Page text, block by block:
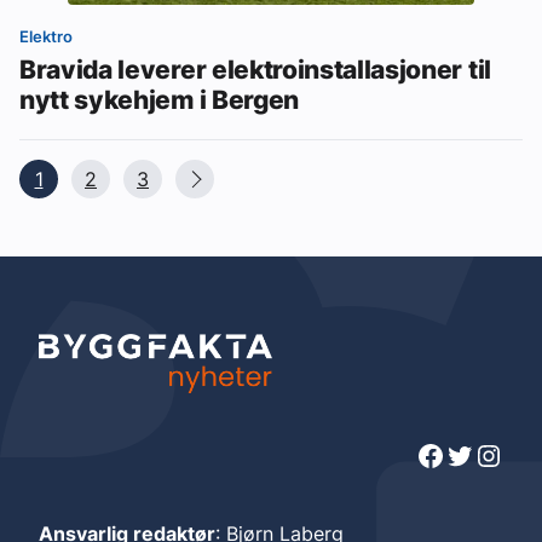
Elektro
Bravida leverer elektroinstallasjoner til
nytt sykehjem i Bergen
1 2 3
Facebook Twitter Instagram
Ansvarlig redaktør: Bjørn Laberg